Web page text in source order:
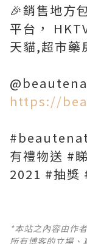
🎉銷售地方
平台，
天貓,超市藥
https://
有禮物送 #
2021 #抽
*本站之內容由作
所有博客的立場、